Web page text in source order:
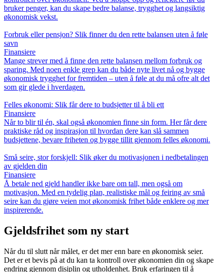
bruker penger, kan du skape bedre balanse, trygghet og langsiktig
økonomisk vekst.
Forbruk eller pensjon? Slik finner du den rette balansen uten å føle
savn
Finansiere
Mange strever med å finne den rette balansen mellom forbruk og
sparing. Med noen enkle grep kan du både nyte livet nå og bygge
økonomisk trygghet for fremtiden – uten å føle at du må ofre alt det
som gir glede i hverdagen.
Felles økonomi: Slik får dere to budsjetter til å bli ett
Finansiere
Når to blir til én, skal også økonomien finne sin form. Her får dere
praktiske råd og inspirasjon til hvordan dere kan slå sammen
budsjettene, bevare friheten og bygge tillit gjennom felles økonomi.
Små seire, stor forskjell: Slik øker du motivasjonen i nedbetalingen
av gjelden din
Finansiere
Å betale ned gjeld handler ikke bare om tall, men også om
motivasjon. Med en tydelig plan, realistiske mål og feiring av små
seire kan du gjøre veien mot økonomisk frihet både enklere og mer
inspirerende.
Gjeldsfrihet som ny start
Når du til slutt når målet, er det mer enn bare en økonomisk seier.
Det er et bevis på at du kan ta kontroll over økonomien din og skape
endring gjennom disiplin og utholdenhet. Bruk erfaringen til å